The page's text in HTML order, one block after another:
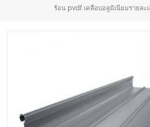
ร้อน pvdf เคลือบอลูมิเนียมรายละ